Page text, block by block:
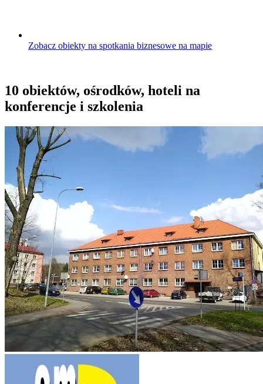
Zobacz obiekty na spotkania biznesowe na mapie
10 obiektów, ośrodków, hoteli na
konferencje i szkolenia